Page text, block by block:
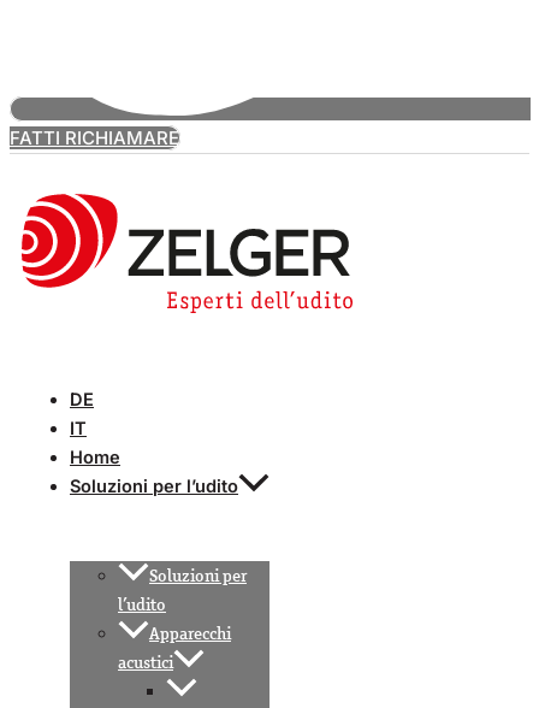
FATTI RICHIAMARE
DE
IT
Home
Soluzioni per l’udito
Soluzioni per
l’udito
Apparecchi
acustici